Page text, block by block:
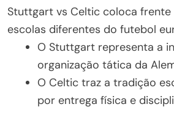
Stuttgart vs Celtic coloca frente
escolas diferentes do futebol
O Stuttgart representa a
organização tática da
O Celtic traz a tradição
por entrega física e